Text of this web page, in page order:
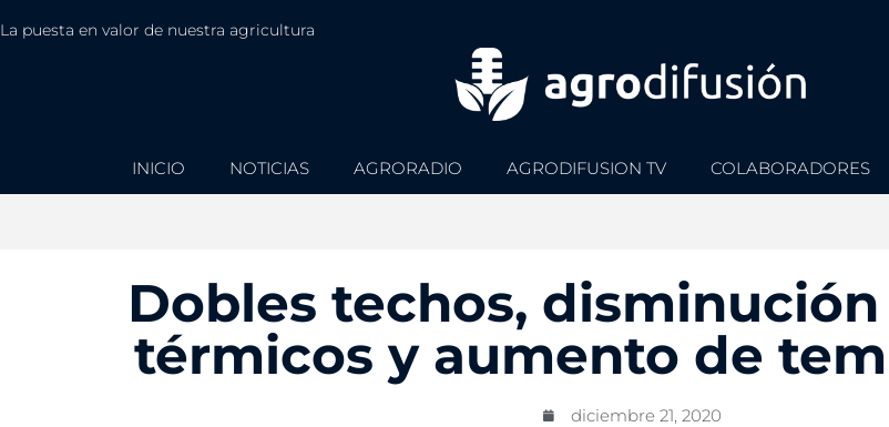
La puesta en valor de nuestra agricultura
INICIO NOTICIAS AGRORADIO AGRODIFUSION TV COLABORADORES
Dobles techos,
térmicos y aumento de
diciembre 21, 2020